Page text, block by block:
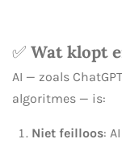
✅ Wat klopt
AI — zoals
algoritmes — is:
Niet feilloos: